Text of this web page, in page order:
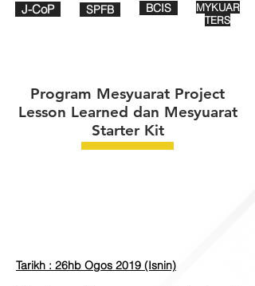
J-CoP
MYKUAR
TERS
SPFB BCIS
Program Mesyuarat Project
Lesson Learned dan Mesyuarat
Starter Kit
Tarikh : 26hb Ogos 2019 (Isnin)